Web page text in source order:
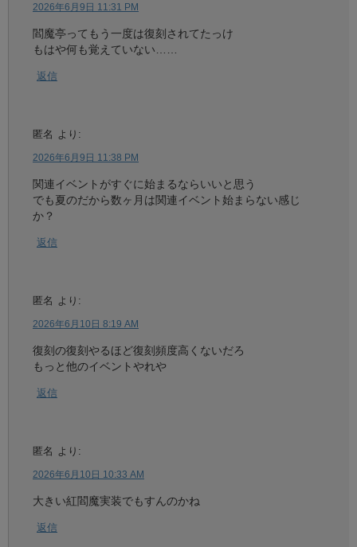
2026年6月9日 11:31 PM
閻魔亭ってもう一度は復刻されてたっけ
もはや何も覚えていない……
返信
匿名 より:
2026年6月9日 11:38 PM
関連イベントがすぐに始まるならいいと思う
でも夏のだから数ヶ月は関連イベント始まらない感じ
か？
返信
匿名 より:
2026年6月10日 8:19 AM
復刻の復刻やるほど復刻頻度高くないだろ
もっと他のイベントやれや
返信
匿名 より:
2026年6月10日 10:33 AM
大きい紅閻魔実装でもすんのかね
返信